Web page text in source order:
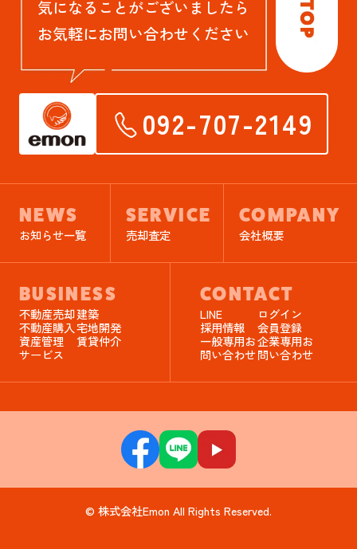
気になることがございましたら
お気軽にお問い合わせください
092-707-2149
NEWS
お知らせ一覧
SERVICE
売却査定
COMPANY
会社概要
BUSINESS
不動産売却建築
不動産購入宅地開発
資産管理
サービス
賃貸仲介
CONTACT
LINE
ログイン
採用情報
会員登録
一般専用お
問い合わせ
企業専用お
問い合わせ
© 株式会社Emon All Rights Reserved.